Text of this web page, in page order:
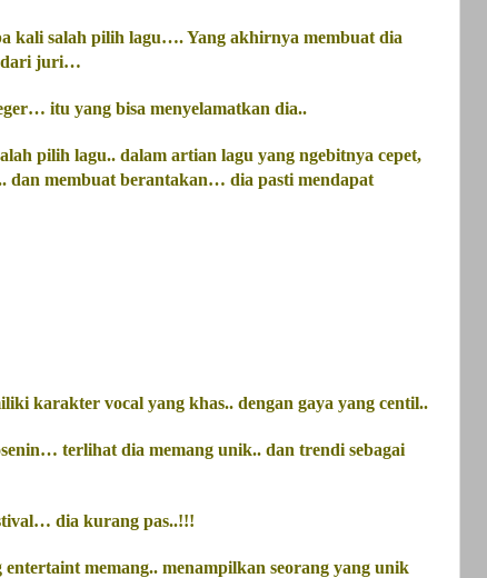
kali salah pilih lagu…. Yang akhirnya membuat dia
dari juri…
itu yang bisa menyelamatkan dia..
pilih lagu.. dalam artian lagu yang ngebitnya cepet,
dan membuat berantakan… dia pasti mendapat
karakter vocal yang khas.. dengan gaya yang centil..
terlihat dia memang unik.. dan trendi sebagai
dia kurang pas..!!!
entertaint memang.. menampilkan seorang yang unik